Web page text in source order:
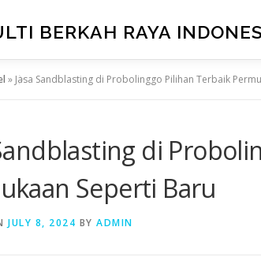
BERKAH RAYA
» Jasa Sandblasting di Probolinggo Pilihan Terbaik
di
Seperti Baru
JULY 8, 2024 BY ADMIN